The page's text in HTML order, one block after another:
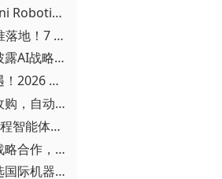
▪ 谷歌发布Gemini Robotics 2模型 实现人形机器人全身智能控制突破
▪ 并购整合 + 标准落地！7 月工业自动化产业动态速递
▪ 汇川技术首次披露AI战略进展：从两个方面推动“AI业务化”落地
▪ 聚焦智造新机遇！2026 青岛数字化及智能制造技术论坛圆满落幕
▪ 相继宣布重磅收购，自动化巨头新一轮并购潮剑指何方？
▪ 西门子Eigen工程智能体落地中国，工业AI跨越物理世界“确定性”拐点
▪ 与哈金森达成战略合作，乐聚机器人何以持续获得工业巨头青睐？
▪ 珍・赫夫纳当选国际机器人联合会新任主席